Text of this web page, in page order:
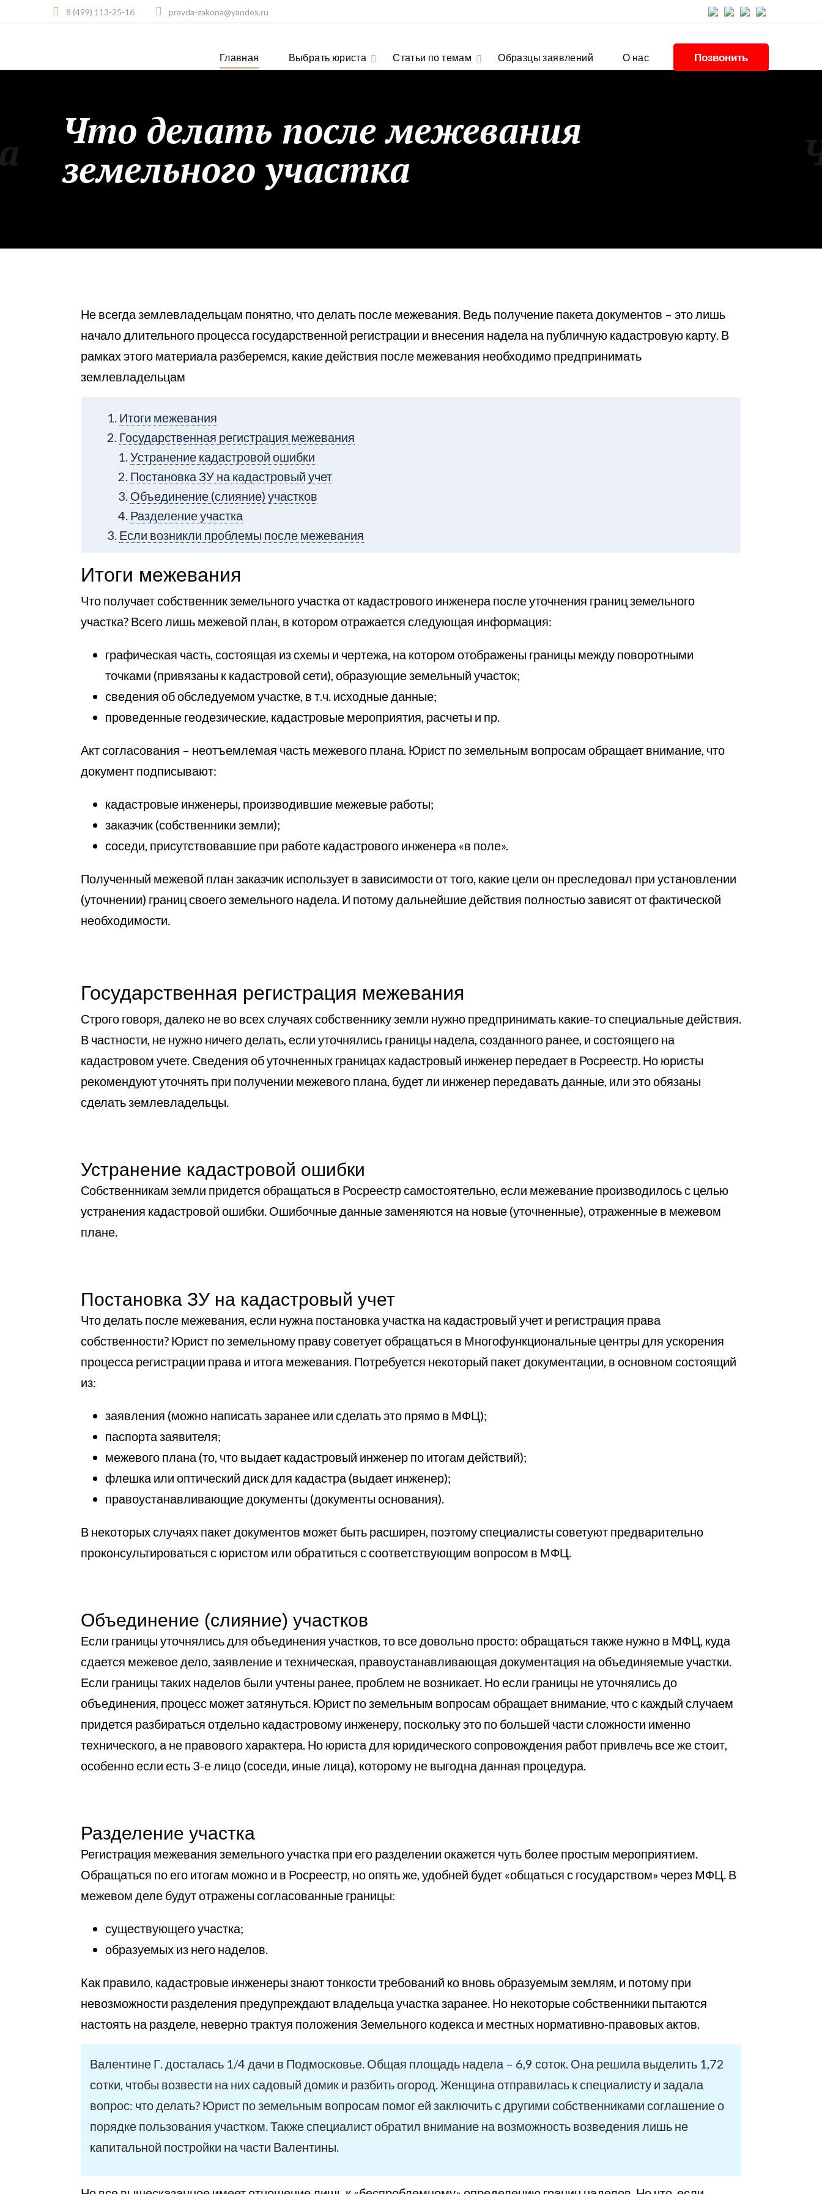
8 (499) 113-25-16 pravda-zakona@yandex.ru
Позвонить
Главная Выбрать юриста Статьи по темам Образцы заявлений О нас
Что делать после межевания
земельного участка
Не всегда землевладельцам понятно, что делать после межевания. Ведь получение пакета документов – это лишь
начало длительного процесса государственной регистрации и внесения надела на публичную кадастровую карту. В
рамках этого материала разберемся, какие действия после межевания необходимо предпринимать
землевладельцам
Итоги межевания
Государственная регистрация межевания
Устранение кадастровой ошибки
Постановка ЗУ на кадастровый учет
Объединение (слияние) участков
Разделение участка
Если возникли проблемы после межевания
Итоги межевания
Что получает собственник земельного участка от кадастрового инженера после уточнения границ земельного
участка? Всего лишь межевой план, в котором отражается следующая информация:
графическая часть, состоящая из схемы и чертежа, на котором отображены границы между поворотными
точками (привязаны к кадастровой сети), образующие земельный участок;
сведения об обследуемом участке, в т.ч. исходные данные;
проведенные геодезические, кадастровые мероприятия, расчеты и пр.
Акт согласования – неотъемлемая часть межевого плана. Юрист по земельным вопросам обращает внимание, что
документ подписывают:
кадастровые инженеры, производившие межевые работы;
заказчик (собственники земли);
соседи, присутствовавшие при работе кадастрового инженера «в поле».
Полученный межевой план заказчик использует в зависимости от того, какие цели он преследовал при установлении
(уточнении) границ своего земельного надела. И потому дальнейшие действия полностью зависят от фактической
необходимости.
Государственная регистрация межевания
Строго говоря, далеко не во всех случаях собственнику земли нужно предпринимать какие-то специальные действия.
В частности, не нужно ничего делать, если уточнялись границы надела, созданного ранее, и состоящего на
кадастровом учете. Сведения об уточненных границах кадастровый инженер передает в Росреестр. Но юристы
рекомендуют уточнять при получении межевого плана, будет ли инженер передавать данные, или это обязаны
сделать землевладельцы.
Устранение кадастровой ошибки
Собственникам земли придется обращаться в Росреестр самостоятельно, если межевание производилось с целью
устранения кадастровой ошибки. Ошибочные данные заменяются на новые (уточненные), отраженные в межевом
плане.
Постановка ЗУ на кадастровый учет
Что делать после межевания, если нужна постановка участка на кадастровый учет и регистрация права
собственности? Юрист по земельному праву советует обращаться в Многофункциональные центры для ускорения
процесса регистрации права и итога межевания. Потребуется некоторый пакет документации, в основном состоящий
из:
заявления (можно написать заранее или сделать это прямо в МФЦ);
паспорта заявителя;
межевого плана (то, что выдает кадастровый инженер по итогам действий);
флешка или оптический диск для кадастра (выдает инженер);
правоустанавливающие документы (документы основания).
В некоторых случаях пакет документов может быть расширен, поэтому специалисты советуют предварительно
проконсультироваться с юристом или обратиться с соответствующим вопросом в МФЦ.
Объединение (слияние) участков
Если границы уточнялись для объединения участков, то все довольно просто: обращаться также нужно в МФЦ, куда
сдается межевое дело, заявление и техническая, правоустанавливающая документация на объединяемые участки.
Если границы таких наделов были учтены ранее, проблем не возникает. Но если границы не уточнялись до
объединения, процесс может затянуться. Юрист по земельным вопросам обращает внимание, что с каждый случаем
придется разбираться отдельно кадастровому инженеру, поскольку это по большей части сложности именно
технического, а не правового характера. Но юриста для юридического сопровождения работ привлечь все же стоит,
особенно если есть 3-е лицо (соседи, иные лица), которому не выгодна данная процедура.
Разделение участка
Регистрация межевания земельного участка при его разделении окажется чуть более простым мероприятием.
Обращаться по его итогам можно и в Росреестр, но опять же, удобней будет «общаться с государством» через МФЦ. В
межевом деле будут отражены согласованные границы:
существующего участка;
образуемых из него наделов.
Как правило, кадастровые инженеры знают тонкости требований ко вновь образуемым землям, и потому при
невозможности разделения предупреждают владельца участка заранее. Но некоторые собственники пытаются
настоять на разделе, неверно трактуя положения Земельного кодекса и местных нормативно-правовых актов.
Валентине Г. досталась 1/4 дачи в Подмосковье. Общая площадь надела – 6,9 соток. Она решила выделить 1,72
сотки, чтобы возвести на них садовый домик и разбить огород. Женщина отправилась к специалисту и задала
вопрос: что делать? Юрист по земельным вопросам помог ей заключить с другими собственниками соглашение о
порядке пользования участком. Также специалист обратил внимание на возможность возведения лишь не
капитальной постройки на части Валентины.